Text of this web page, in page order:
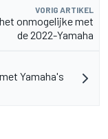
VORIG ARTIKEL
onmogelijke met
de 2022-Yamaha
Yamaha's